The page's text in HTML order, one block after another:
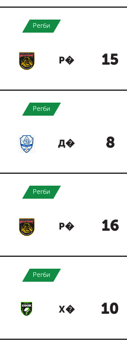
Регби
Р� 15
Регби
Д� 8
Регби
Р� 16
Регби
Х� 10